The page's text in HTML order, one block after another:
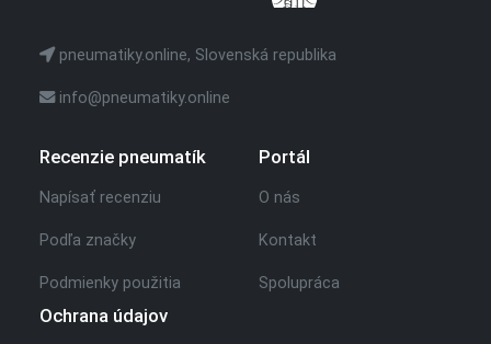
pneumatiky.online, Slovenská republika
info@pneumatiky.online
Recenzie pneumatík
Napísať recenziu
Podľa značky
Podmienky použitia
Portál
O nás
Kontakt
Spolupráca
Ochrana údajov